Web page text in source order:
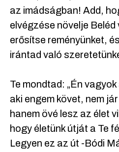
az imádságban! Add,
elvégzése növelje
erősítse reményünket,
irántad való
Te mondtad: „Én
aki engem követ, nem
hanem övé lesz az élet
hogy életünk útját a Te
Legyen ez az út -Bódi